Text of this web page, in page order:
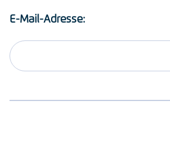
E-Mail-Adresse: